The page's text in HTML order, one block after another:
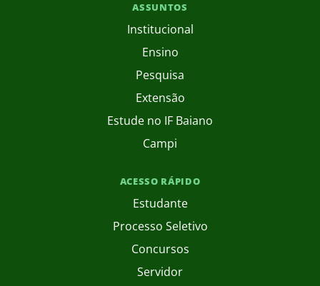
ASSUNTOS
Institucional
Ensino
Pesquisa
Extensão
Estude no IF Baiano
Campi
ACESSO RÁPIDO
Estudante
Processo Seletivo
Concursos
Servidor